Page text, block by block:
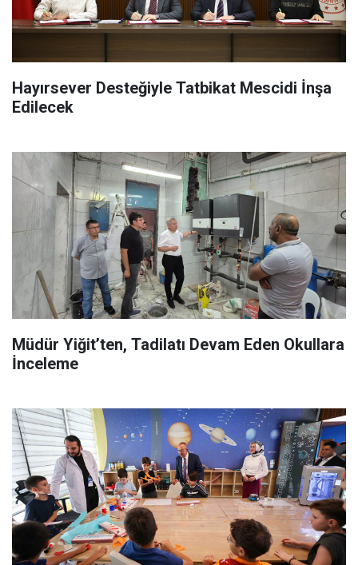
Hayırsever Desteğiyle Tatbikat Mescidi İnşa
Edilecek
Müdür Yiğit’ten, Tadilatı Devam Eden Okullara
İnceleme